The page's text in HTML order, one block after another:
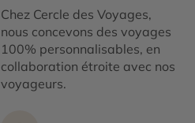
Chez Cercle des Voyages,
nous concevons des voyages
100% personnalisables, en
collaboration étroite avec nos
voyageurs.